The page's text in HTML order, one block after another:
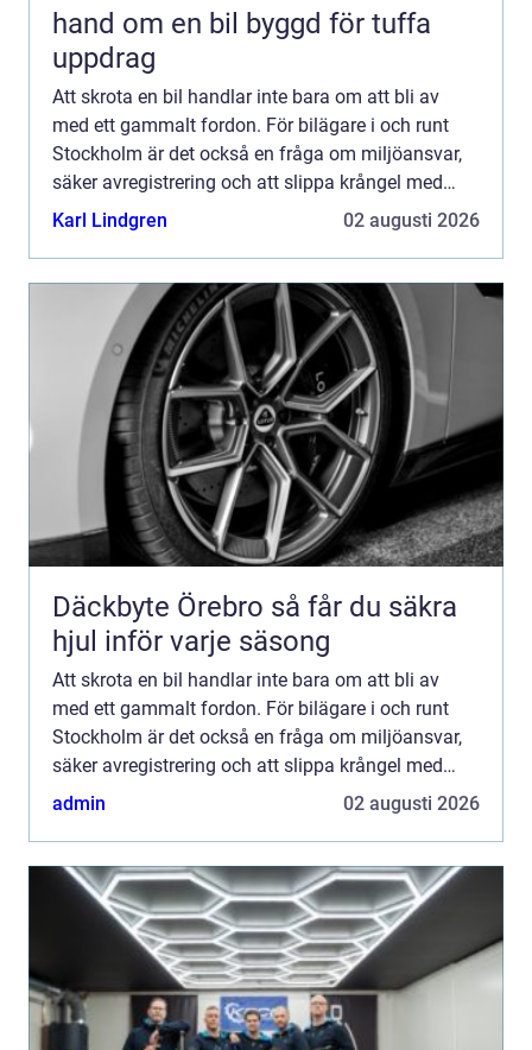
hand om en bil byggd för tuffa
uppdrag
Att skrota en bil handlar inte bara om att bli av
med ett gammalt fordon. För bilägare i och runt
Stockholm är det också en fråga om miljöansvar,
säker avregistrering och att slippa krångel med
papper och transporter. En seriös bilskrot
Karl Lindgren 02 augusti 2026
Däckbyte Örebro så får du säkra
hjul inför varje säsong
Att skrota en bil handlar inte bara om att bli av
med ett gammalt fordon. För bilägare i och runt
Stockholm är det också en fråga om miljöansvar,
säker avregistrering och att slippa krångel med
papper och transporter. En seriös bilskrot
admin 02 augusti 2026